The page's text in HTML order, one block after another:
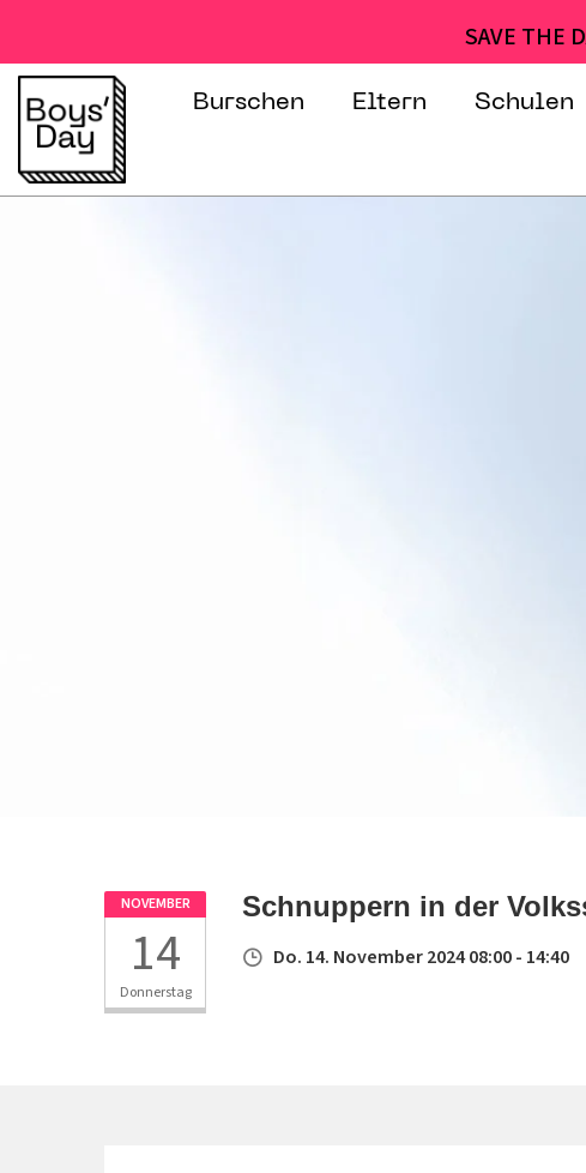
SAVE THE
Burschen Eltern Schulen
NOVEMBER
14
Donnerstag
Schnuppern in der
Do. 14. November 2024 08:00 - 14:40